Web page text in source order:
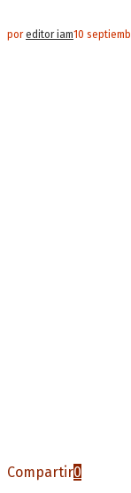
poreditor iam10
Compartir0